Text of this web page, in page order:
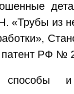
«Трубы из
патент РФ №
способы